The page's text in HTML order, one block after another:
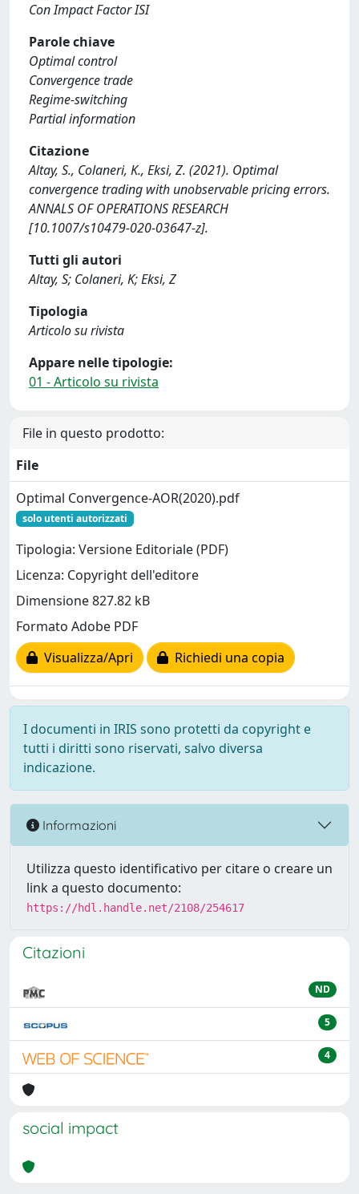
Con Impact Factor ISI
Parole chiave
Optimal control
Convergence trade
Regime-switching
Partial information
Citazione
Altay, S., Colaneri, K., Eksi, Z. (2021). Optimal
convergence trading with unobservable pricing errors.
ANNALS OF OPERATIONS RESEARCH
[10.1007/s10479-020-03647-z].
Tutti gli autori
Altay, S; Colaneri, K; Eksi, Z
Tipologia
Articolo su rivista
Appare nelle tipologie:
01 - Articolo su rivista
File in questo prodotto:
File
Optimal Convergence-AOR(2020).pdf
solo utenti autorizzati
Tipologia: Versione Editoriale (PDF)
Licenza: Copyright dell'editore
Dimensione 827.82 kB
Formato Adobe PDF
Visualizza/Apri
Richiedi una copia
I documenti in IRIS sono protetti da copyright e
tutti i diritti sono riservati, salvo diversa
indicazione.
Informazioni
Utilizza questo identificativo per citare o creare un
link a questo documento:
https://hdl.handle.net/2108/254617
Citazioni
ND
5
4
social impact